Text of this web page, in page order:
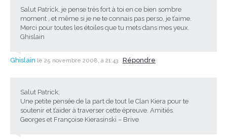
Salut Patrick, je pense très fort à toi en ce bien sombre
moment , et même si je ne te connais pas perso, je t’aime.
Merci pour toutes les étoiles que tu mets dans mes yeux.
Ghislain
Ghislain le 25 novembre 2008, à 21:43 Répondre
Salut Patrick,
Une petite pensée de la part de tout le Clan Kiera pour te
soutenir et t’aider à traverser cette épreuve. Amitiés.
Georges et Françoise Kierasinski – Brive